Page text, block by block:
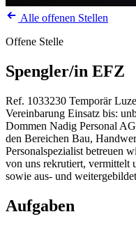
Alle offenen Stellen
Offene Stelle
Spengler/in EFZ
Ref. 1033230 Temporär
Vereinbarung Einsatz bis:
Dommen Nadig Personal
den Bereichen Bau,
Personalspezialist betreuen
von uns rekrutiert, vermittelt
sowie aus- und
Aufgaben